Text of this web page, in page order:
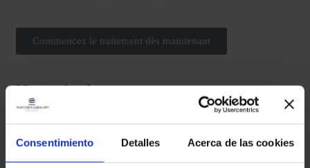
Consentimiento Detalles Acerca de las cookies
Commencez le traitement dès maintenant
Notre équipe